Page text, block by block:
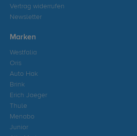
Vertrag widerrufen
Newsletter
Marken
Westfalia
Oris
Auto Hak
Brink
Erich Jaeger
Thule
Menabo
Junior